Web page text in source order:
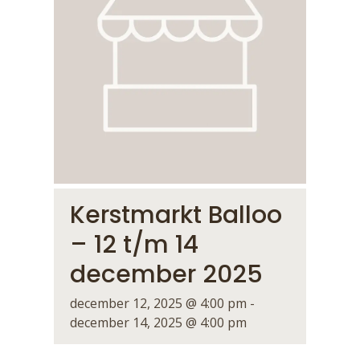
Kerstmarkt Balloo
– 12 t/m 14
december 2025
december 12, 2025 @ 4:00 pm -
december 14, 2025 @ 4:00 pm